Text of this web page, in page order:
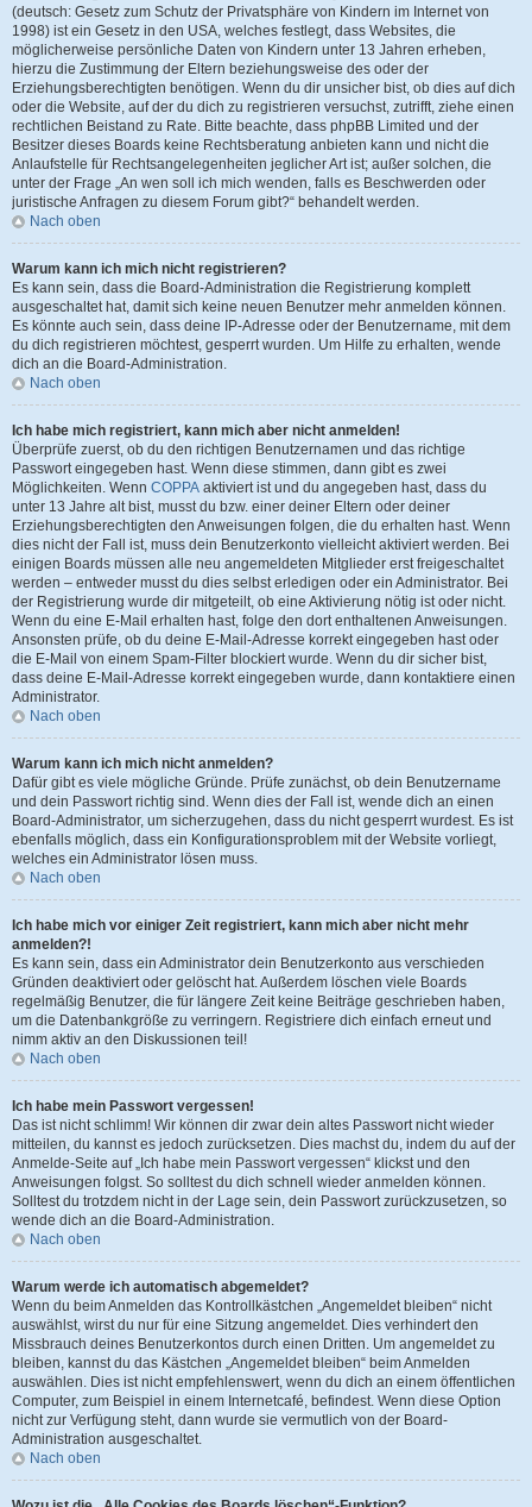
(deutsch: Gesetz zum Schutz der Privatsphäre von Kindern im Internet von
1998) ist ein Gesetz in den USA, welches festlegt, dass Websites, die
möglicherweise persönliche Daten von Kindern unter 13 Jahren erheben,
hierzu die Zustimmung der Eltern beziehungsweise des oder der
Erziehungsberechtigten benötigen. Wenn du dir unsicher bist, ob dies auf dich
oder die Website, auf der du dich zu registrieren versuchst, zutrifft, ziehe einen
rechtlichen Beistand zu Rate. Bitte beachte, dass phpBB Limited und der
Besitzer dieses Boards keine Rechtsberatung anbieten kann und nicht die
Anlaufstelle für Rechtsangelegenheiten jeglicher Art ist; außer solchen, die
unter der Frage „An wen soll ich mich wenden, falls es Beschwerden oder
juristische Anfragen zu diesem Forum gibt?“ behandelt werden.
Nach oben
Warum kann ich mich nicht registrieren?
Es kann sein, dass die Board-Administration die Registrierung komplett
ausgeschaltet hat, damit sich keine neuen Benutzer mehr anmelden können.
Es könnte auch sein, dass deine IP-Adresse oder der Benutzername, mit dem
du dich registrieren möchtest, gesperrt wurden. Um Hilfe zu erhalten, wende
dich an die Board-Administration.
Nach oben
Ich habe mich registriert, kann mich aber nicht anmelden!
Überprüfe zuerst, ob du den richtigen Benutzernamen und das richtige
Passwort eingegeben hast. Wenn diese stimmen, dann gibt es zwei
Möglichkeiten. Wenn COPPA aktiviert ist und du angegeben hast, dass du
unter 13 Jahre alt bist, musst du bzw. einer deiner Eltern oder deiner
Erziehungsberechtigten den Anweisungen folgen, die du erhalten hast. Wenn
dies nicht der Fall ist, muss dein Benutzerkonto vielleicht aktiviert werden. Bei
einigen Boards müssen alle neu angemeldeten Mitglieder erst freigeschaltet
werden – entweder musst du dies selbst erledigen oder ein Administrator. Bei
der Registrierung wurde dir mitgeteilt, ob eine Aktivierung nötig ist oder nicht.
Wenn du eine E-Mail erhalten hast, folge den dort enthaltenen Anweisungen.
Ansonsten prüfe, ob du deine E-Mail-Adresse korrekt eingegeben hast oder
die E-Mail von einem Spam-Filter blockiert wurde. Wenn du dir sicher bist,
dass deine E-Mail-Adresse korrekt eingegeben wurde, dann kontaktiere einen
Administrator.
Nach oben
Warum kann ich mich nicht anmelden?
Dafür gibt es viele mögliche Gründe. Prüfe zunächst, ob dein Benutzername
und dein Passwort richtig sind. Wenn dies der Fall ist, wende dich an einen
Board-Administrator, um sicherzugehen, dass du nicht gesperrt wurdest. Es ist
ebenfalls möglich, dass ein Konfigurationsproblem mit der Website vorliegt,
welches ein Administrator lösen muss.
Nach oben
Ich habe mich vor einiger Zeit registriert, kann mich aber nicht mehr
anmelden?!
Es kann sein, dass ein Administrator dein Benutzerkonto aus verschieden
Gründen deaktiviert oder gelöscht hat. Außerdem löschen viele Boards
regelmäßig Benutzer, die für längere Zeit keine Beiträge geschrieben haben,
um die Datenbankgröße zu verringern. Registriere dich einfach erneut und
nimm aktiv an den Diskussionen teil!
Nach oben
Ich habe mein Passwort vergessen!
Das ist nicht schlimm! Wir können dir zwar dein altes Passwort nicht wieder
mitteilen, du kannst es jedoch zurücksetzen. Dies machst du, indem du auf der
Anmelde-Seite auf „Ich habe mein Passwort vergessen“ klickst und den
Anweisungen folgst. So solltest du dich schnell wieder anmelden können.
Solltest du trotzdem nicht in der Lage sein, dein Passwort zurückzusetzen, so
wende dich an die Board-Administration.
Nach oben
Warum werde ich automatisch abgemeldet?
Wenn du beim Anmelden das Kontrollkästchen „Angemeldet bleiben“ nicht
auswählst, wirst du nur für eine Sitzung angemeldet. Dies verhindert den
Missbrauch deines Benutzerkontos durch einen Dritten. Um angemeldet zu
bleiben, kannst du das Kästchen „Angemeldet bleiben“ beim Anmelden
auswählen. Dies ist nicht empfehlenswert, wenn du dich an einem öffentlichen
Computer, zum Beispiel in einem Internetcafé, befindest. Wenn diese Option
nicht zur Verfügung steht, dann wurde sie vermutlich von der Board-
Administration ausgeschaltet.
Nach oben